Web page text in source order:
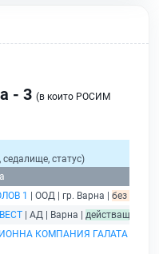
- 3 (в които РОСИМ
статус)
1 | ООД | гр. Варна | без
| АД | Варна | действащ
КОМПАНИЯ ГАЛАТА